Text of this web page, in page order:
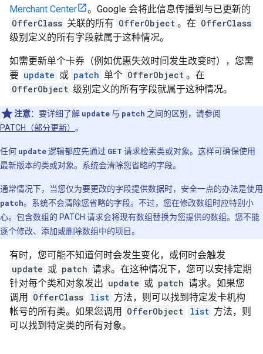
Merchant Center
。Google 会将此信息传播到与已更新的
OfferClass 关联的所有 OfferObject 。在 OfferClass
级别定义的所有字段就属于这种情况。
如需更新单个卡券（例如优惠失效时间发生改变时），您需
要 update 或 patch 单个 OfferObject 。在
OfferObject 级别定义的所有字段就属于这种情况。
注意：要详细了解 update与 patch 之间的区别，请参阅
PATCH（部分更新） 。
任何 update逻辑都应先通过 GET 请求检索类或对象。这样可确保使用
最新版本的类或对象。系统会清除您省略的字段。
通常情况下，当您仅为要更改的字段提供数据时，安全一点的办法是使用
patch。系统不会清除您省略的字段。不过，您在修改数组时应特别小
心。包含数组的 PATCH 请求会将现有数组替换为您提供的数组。您不能
逐个修改、添加或删除数组中的项目。
有时，您可能不知道何时会发生变化，或何时会触发
update 或 patch 请求。在这种情况下，您可以安排定期
针对每个类和对象发出 update 或 patch 请求。如果您
调用
OfferClass list 方法，则可以找到特定发卡机构
帐号的所有类。如果您调用
OfferObject list 方法，则
可以找到特定类的所有对象。